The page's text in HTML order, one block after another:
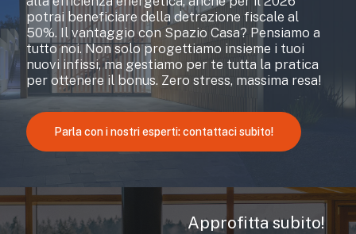
potrai beneficiare della detrazione fiscale al
50%. Il vantaggio con Spazio Casa? Pensiamo a
tutto noi. Non solo progettiamo insieme i tuoi
nuovi infissi, ma gestiamo per te tutta la pratica
per ottenere il bonus. Zero stress, massima resa!
Parla con i nostri esperti: contattaci subito!
Approfitta subito!